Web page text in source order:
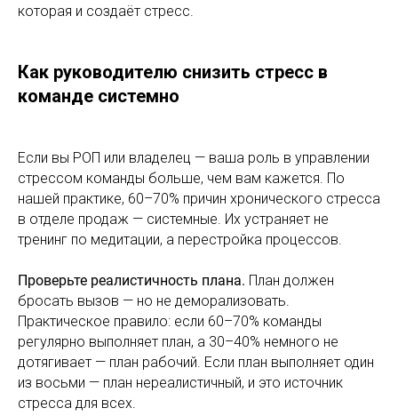
которая и создаёт стресс.
Как руководителю снизить стресс в
команде системно
Если вы РОП или владелец — ваша роль в управлении
стрессом команды больше, чем вам кажется. По
нашей практике, 60–70% причин хронического стресса
в отделе продаж — системные. Их устраняет не
тренинг по медитации, а перестройка процессов.
Проверьте реалистичность плана. План должен
бросать вызов — но не деморализовать.
Практическое правило: если 60–70% команды
регулярно выполняет план, а 30–40% немного не
дотягивает — план рабочий. Если план выполняет один
из восьми — план нереалистичный, и это источник
стресса для всех.